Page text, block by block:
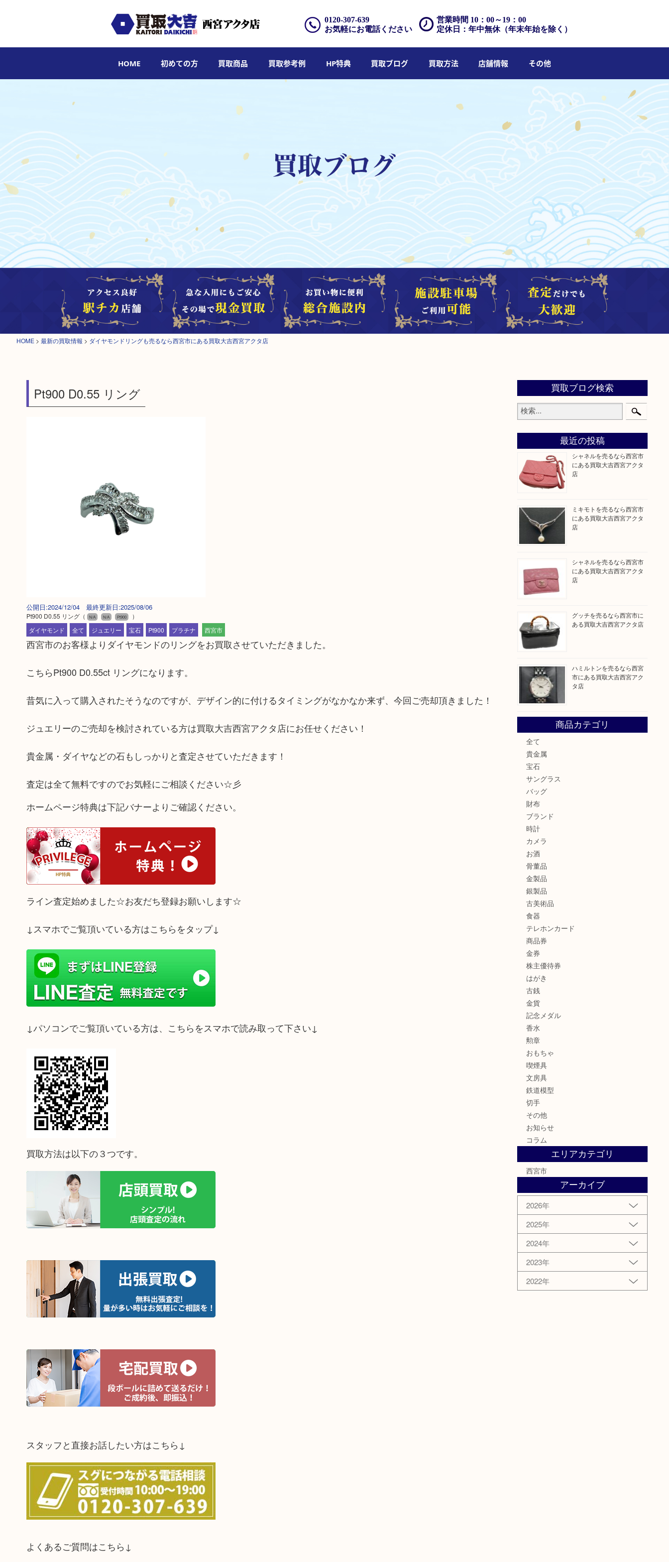
営業時間 10：00～19：00
定休日：年中無休（年末年始を除く）
0120-307-639
お気軽にお電話ください
HOME 初めての方 買取商品 買取参考例 HP特典 買取ブログ 買取方法 店舗情報 その他
HOME > 最新の買取情報 > ダイヤモンドリングも売るなら西宮市にある買取大吉西宮アクタ店
Pt900 D0.55 リング
公開日:2024/12/04 最終更新日:2025/08/06
Pt900 D0.55 リング（ N/A N/A Pt900
）
ダイヤモンド
全て ジュエリー 宝石 Pt900 プラチナ 西宮市
西宮市のお客様よりダイヤモンドのリングをお買取させていただきました。
こちらPt900 D0.55ct リングになります。
昔気に入って購入されたそうなのですが、デザイン的に付けるタイミングがなかなか来ず、今回ご売却頂きました！
ジュエリーのご売却を検討されている方は買取大吉西宮アクタ店にお任せください！
貴金属・ダイヤなどの石もしっかりと査定させていただきます！
査定は全て無料ですのでお気軽にご相談ください☆彡
ホームページ特典は下記バナーよりご確認ください。
ライン査定始めました☆お友だち登録お願いします☆
↓スマホでご覧頂いている方はこちらをタップ↓
↓パソコンでご覧頂いている方は、こちらをスマホで読み取って下さい↓
買取方法は以下の３つです。
スタッフと直接お話したい方はこちら↓
よくあるご質問はこちら↓
買取ブログ検索
最近の投稿
シャネルを売るなら西宮市
にある買取大吉西宮アクタ
店
ミキモトを売るなら西宮市
にある買取大吉西宮アクタ
店
シャネルを売るなら西宮市
にある買取大吉西宮アクタ
店
グッチを売るなら西宮市に
ある買取大吉西宮アクタ店
ハミルトンを売るなら西宮
市にある買取大吉西宮アク
タ店
商品カテゴリ
全て
貴金属
宝石
サングラス
バッグ
財布
ブランド
時計
カメラ
お酒
骨董品
金製品
銀製品
古美術品
食器
テレホンカード
商品券
金券
株主優待券
はがき
古銭
金貨
記念メダル
香水
勲章
おもちゃ
喫煙具
文房具
鉄道模型
切手
その他
お知らせ
コラム
エリアカテゴリ
西宮市
アーカイブ
2026年
2025年
2024年
2023年
2022年